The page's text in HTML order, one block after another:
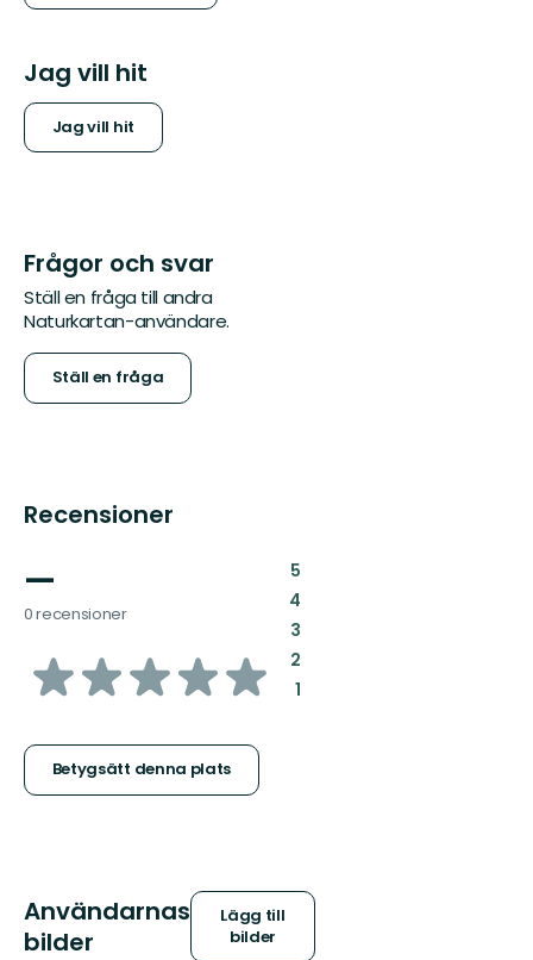
Jag vill hit
Jag vill hit
Frågor och svar
Ställ en fråga till andra
Naturkartan-användare.
Ställ en fråga
Recensioner
—
0 recensioner
av
stjärnor
Betygsätt denna plats
5:
4:
3:
2:
1:
Användarnas
bilder
Lägg till
bilder